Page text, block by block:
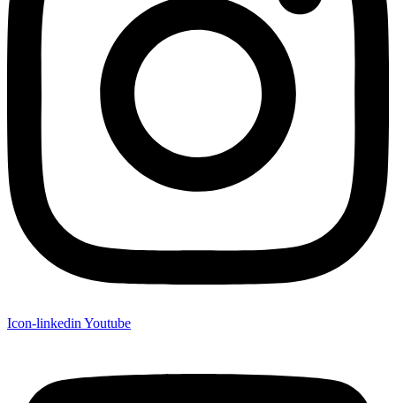
Icon-linkedin Youtube